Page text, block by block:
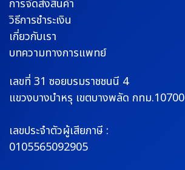
การจัดส่งสินค้า
วิธีการชำระเงิน
เกี่ยวกับเรา
บทความทางการแพทย์
เลขที่ 31 ซอยบรมราชชนนี 4
แขวงบางบำหรุ เขตบางพลัด กทม.10700
เลขประจำตัวผู้เสียภาษี :
0105565092905